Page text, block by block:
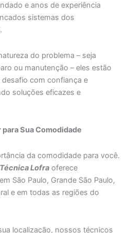
e anos de experiência
sistemas dos
.
do problema – seja
ou manutenção – eles estão
com confiança e
soluções eficazes e
Sua Comodidade
da comodidade para você.
Lofra oferece
São Paulo, Grande São Paulo,
e em todas as regiões do
localização, nossos técnicos